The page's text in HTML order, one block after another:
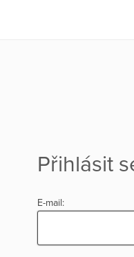
Přihlásit
E-mail: